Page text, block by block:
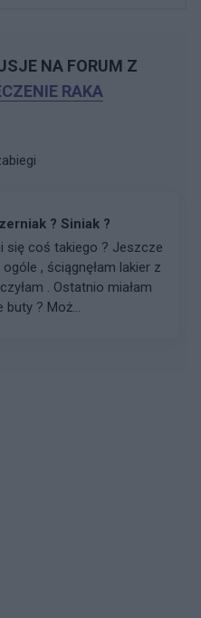
NA FORUM Z
RAKA
? Siniak ?
się coś takiego ? Jeszcze
, ściągnęłam lakier z
. Ostatnio miałam
buty ? Moż...